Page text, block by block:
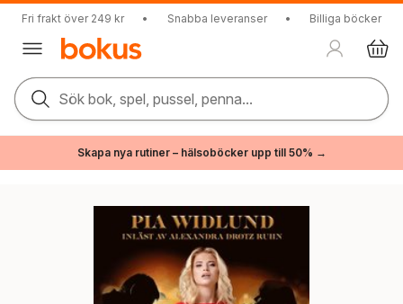
Fri frakt över 249 kr • Snabba leveranser • Billiga böcker
Sök bok, spel, pussel, penna...
Skapa nya rutiner – hälsoböcker upp till 50% →